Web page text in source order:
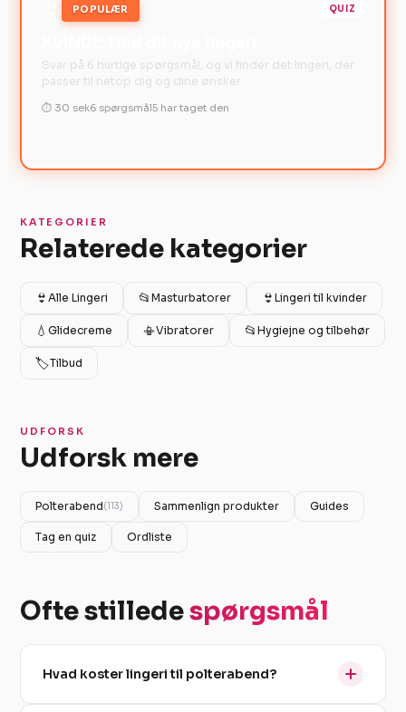
POPULÆR QUIZ
Svar på 6 hurtige spørgsmål, og vi finder det lingeri, der
passer til netop dig og dine ønsker.
⏱ 30 sek6 spørgsmål5 har taget den
KATEGORIER
Relaterede kategorier
👙 Alle Lingeri 📂 Masturbatorer 👙 Lingeri til kvinder
💧 Glidecreme 📳Vibratorer 📂 Hygiejne og tilbehør
🏷️Tilbud
UDFORSK
Udforsk mere
Polterabend(113) Sammenlign produkter Guides
Tag en quiz Ordliste
Ofte stilledespørgsmål
Hvad koster lingeri til polterabend?